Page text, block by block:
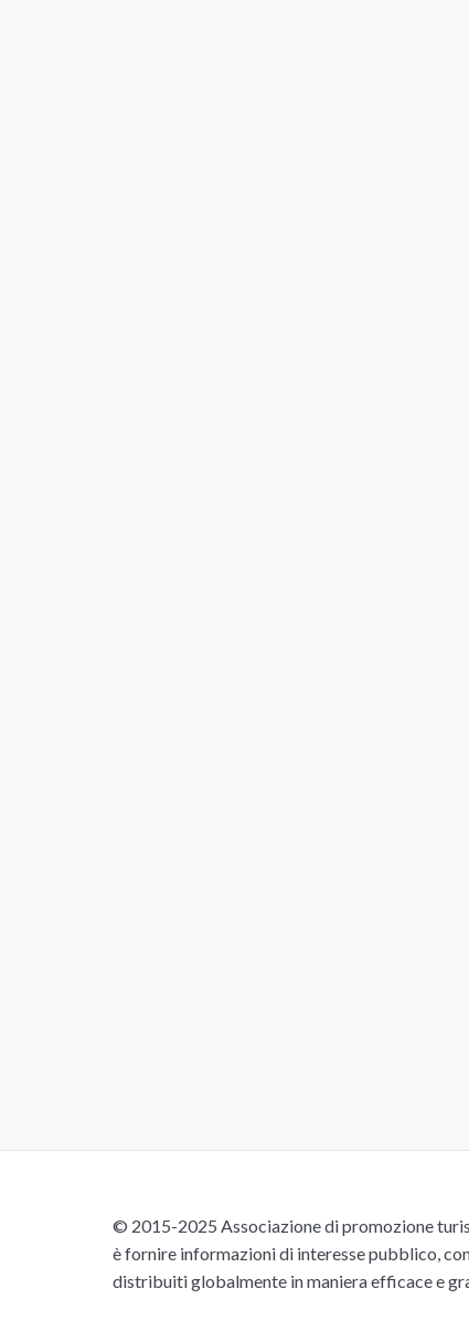
© 2015-2025 Associazione di promozione
è fornire informazioni di interesse pubblico,
distribuiti globalmente in maniera efficace e